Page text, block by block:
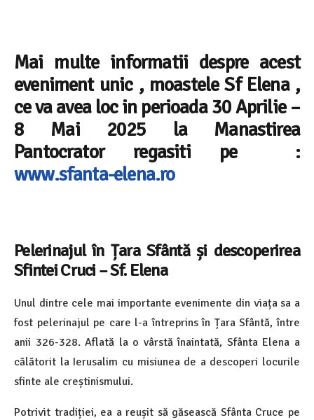
Mai multe informatii despre acest
eveniment unic , moastele Sf Elena ,
ce va avea loc in perioada 30 Aprilie –
8 Mai 2025 la Manastirea
Pantocrator regasiti pe :
www.sfanta-elena.ro
Pelerinajul în Țara Sfântă și descoperirea
Sfintei Cruci – Sf. Elena
Unul dintre cele mai importante evenimente din viața sa a
fost pelerinajul pe care l-a întreprins în Țara Sfântă, între
anii 326-328. Aflată la o vârstă înaintată, Sfânta Elena a
călătorit la Ierusalim cu misiunea de a descoperi locurile
sfinte ale creștinismului.
Potrivit tradiției, ea a reușit să găsească Sfânta Cruce pe